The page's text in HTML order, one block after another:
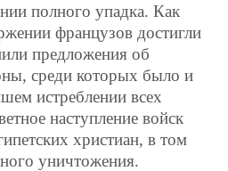
полного упадка. Как
французов достигли
предложения об
среди которых было и
истреблении всех
наступление войск
христиан, в том
уничтожения.